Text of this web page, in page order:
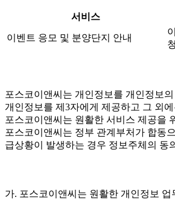
서비스
이벤트 응모 및 분양단지 안내
포스코이앤씨는 개인정보를 개인정보
개인정보를 제3자에게 제공하고 그 외
포스코이앤씨는 원활한 서비스 제공을
포스코이앤씨는 정부 관계부처가 합동
급상황이 발생하는 경우 정보주체의 동
가. 포스코이앤씨는 원활한 개인정보